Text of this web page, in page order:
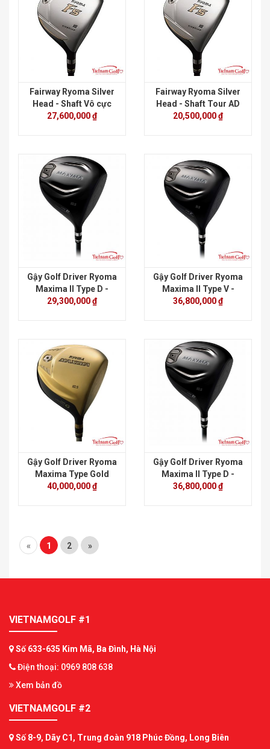
Fairway Ryoma Silver
Head - Shaft Vô cực
27,600,000 ₫
Fairway Ryoma Silver
Head - Shaft Tour AD
20,500,000 ₫
Gậy Golf Driver Ryoma
Maxima II Type D -
Shaft Tour AD
29,300,000 ₫
Gậy Golf Driver Ryoma
Maxima II Type V -
Shaft Vô Cực
36,800,000 ₫
Gậy Golf Driver Ryoma
Maxima Type Gold
Special Tunning - Shaft
40,000,000 ₫
Gậy Golf Driver Ryoma
Maxima II Type D -
Shaft Vô Cực
36,800,000 ₫
« 1 2 »
VIETNAMGOLF #1
Số 633-635 Kim Mã, Ba Đình, Hà Nội
Điện thoại: 0969 808 638
Xem bản đồ
VIETNAMGOLF #2
Số 8-9, Dãy C1, Trung đoàn 918 Phúc Đồng, Long Biên